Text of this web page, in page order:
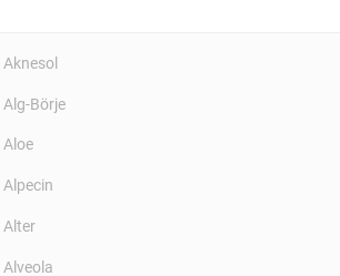
Aknesol
Alg-Börje
Aloe
Alpecin
Alter
Alveola